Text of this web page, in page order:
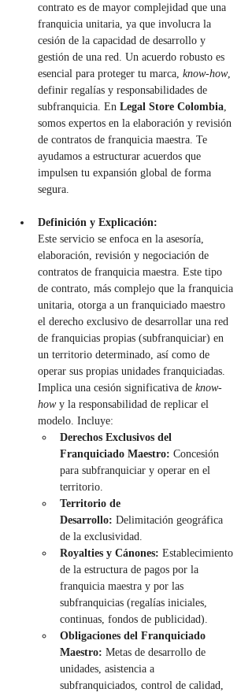
contrato es de mayor complejidad que una
franquicia unitaria, ya que involucra la
cesión de la capacidad de desarrollo y
gestión de una red. Un acuerdo robusto es
esencial para proteger tu marca, know-how,
definir regalías y responsabilidades de
subfranquicia. En Legal Store Colombia,
somos expertos en la elaboración y revisión
de contratos de franquicia maestra. Te
ayudamos a estructurar acuerdos que
impulsen tu expansión global de forma
segura.
Definición y Explicación:
Este servicio se enfoca en la asesoría,
elaboración, revisión y negociación de
contratos de franquicia maestra. Este tipo
de contrato, más complejo que la franquicia
unitaria, otorga a un franquiciado maestro
el derecho exclusivo de desarrollar una red
de franquicias propias (subfranquiciar) en
un territorio determinado, así como de
operar sus propias unidades franquiciadas.
Implica una cesión significativa de know-
how y la responsabilidad de replicar el
modelo. Incluye:
Derechos Exclusivos del
Franquiciado Maestro: Concesión
para subfranquiciar y operar en el
territorio.
Territorio de
Desarrollo: Delimitación geográfica
de la exclusividad.
Royalties y Cánones: Establecimiento
de la estructura de pagos por la
franquicia maestra y por las
subfranquicias (regalías iniciales,
continuas, fondos de publicidad).
Obligaciones del Franquiciado
Maestro: Metas de desarrollo de
unidades, asistencia a
subfranquiciados, control de calidad,